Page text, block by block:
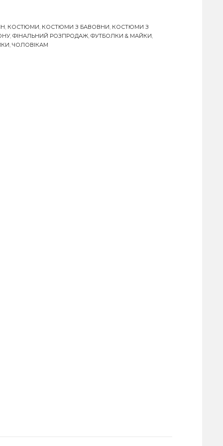
КОСТЮМИ КОСТЮМИ З БАВОВНИ КОСТЮМИ З
,ФІНАЛЬНИЙ РОЗПРОДАЖ ,ФУТБОЛКИ & МАЙКИ
,ЧОЛОВІКАМ